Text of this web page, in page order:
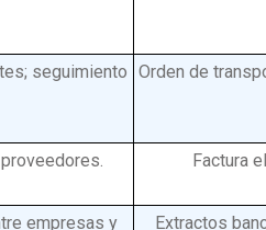
seguimiento Orden de
Factura
empresas y
Extractos